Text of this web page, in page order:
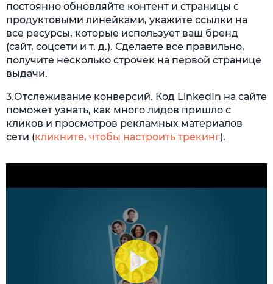
постоянно обновляйте контент и страницы с
продуктовыми линейками, укажите ссылки на
все ресурсы, которые использует ваш бренд
(сайт, соцсети и т. д.). Сделаете все правильно,
получите несколько строчек на первой странице
выдачи.
3.Отслеживание конверсий. Код LinkedIn на сайте
поможет узнать, как много лидов пришло с
кликов и просмотров рекламных материалов
сети (кликните, чтобы настроить трекинг).